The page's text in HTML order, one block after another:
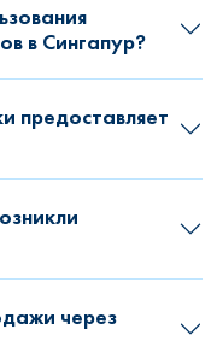
в Сингапур?
предоставляет
через